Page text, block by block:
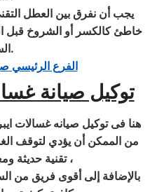
يجب أن نفرق بين العطل
خاطئ كالكسر أو الشروخ قبل
.
الفرع الرئيسي
توكيل صيانة
هنا فى توكيل صيانه غسالات
من الممكن أن يؤدي لتوقف
تقنية حديثة ومعدات صيانة مطورة ،
بالإضافة إلى أقوى فريق من